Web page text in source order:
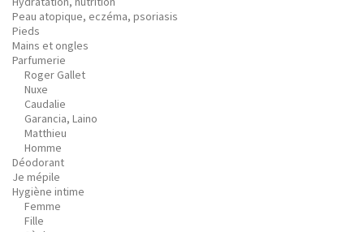
Peau atopique, eczéma, psoriasis
Pieds
Mains et ongles
Parfumerie
Roger Gallet
Nuxe
Caudalie
Garancia, Laino
Matthieu
Homme
Déodorant
Je mépile
Hygiène intime
Femme
Fille